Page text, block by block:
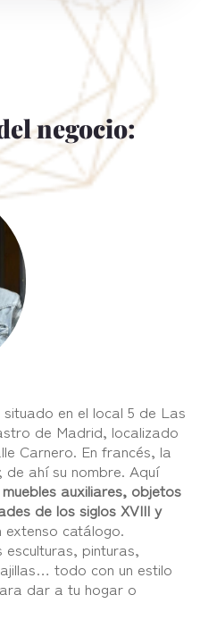
negocio:
en el local 5 de Las
de Madrid, localizado
Carnero. En francés, la
de ahí su nombre. Aquí
muebles auxiliares, objetos
de los siglos XVIII y
catálogo.
esculturas, pinturas,
todo con un estilo
dar a tu hogar o